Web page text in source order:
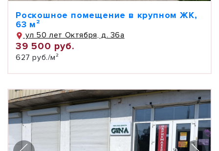
Роскошное помещение в крупном ЖК,
63 м²
ул 50 лет Октября, д. 36а
39 500 руб.
627 руб./м²